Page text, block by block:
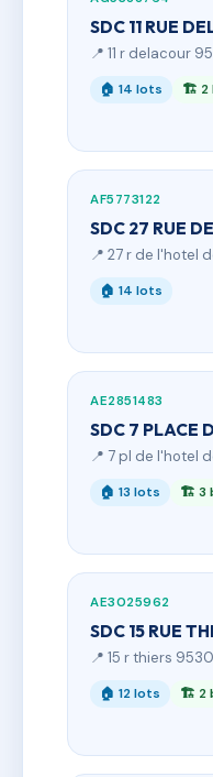
SDC 11 RUE
📍 11 r delacour
🏠 14 lots 🏗 2
AF5773122
SDC 27 RUE
📍 27 r de l'hotel
🏠 14 lots
AE2851483
SDC 7 PLACE
📍 7 pl de l'hotel
🏠 13 lots 🏗 3
AE3025962
SDC 15 RUE
📍 15 r thiers
🏠 12 lots 🏗 2